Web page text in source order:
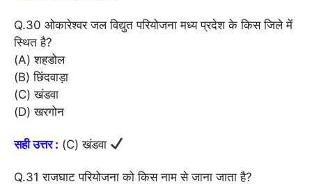
Q.30 ओकारेश्वर जल विद्युत परियोजना मध्य प्रदेश के किस जिले में
स्थित है?
(A) शहडोल
(B) छिंदवाड़ा
(C) खंडवा
(D) खरगोन
सही उत्तर : (C) खंडवा
Q.31 राजघाट परियोजना को किस नाम से जाना जाता है?